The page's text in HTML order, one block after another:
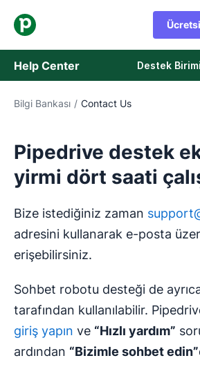
Help Center Destek
Bilgi Bankası
Durum
Destek Birimiyle İletişime Geçin
Bilgi Bankası / Contact Us
Pipedrive destek
yirmi dört saati
Bize istediğiniz zaman
adresini kullanarak e-posta
erişebilirsiniz.
Sohbet robotu desteği de
tarafından kullanılabilir.
giriş yapın ve “Hızlı yardım”
ardından “Bizimle sohbet edin”